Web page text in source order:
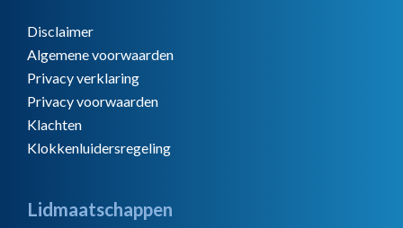
Disclaimer
Algemene voorwaarden
Privacy verklaring
Privacy voorwaarden
Klachten
Klokkenluidersregeling
Lidmaatschappen